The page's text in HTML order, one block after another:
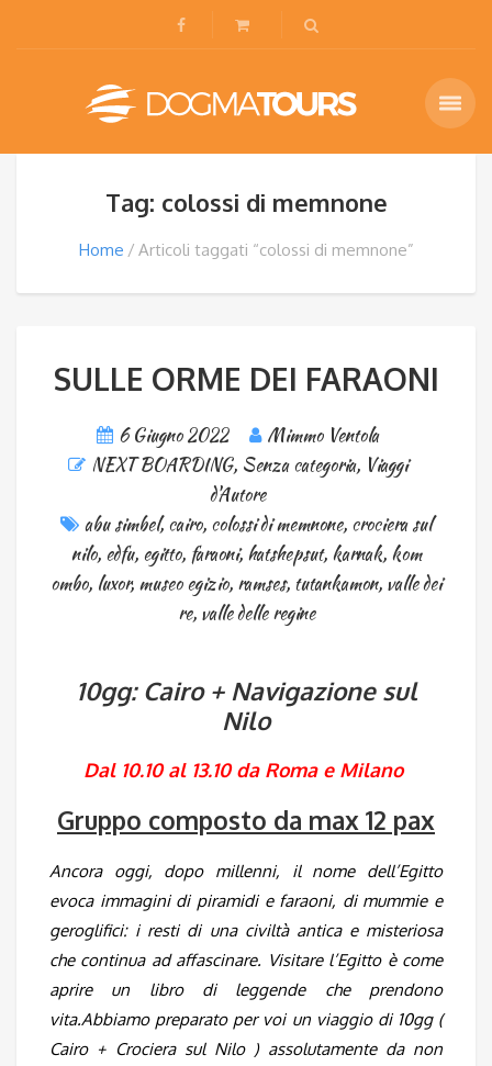
Tag: colossi di memnone
Home Articoli taggati “colossi di memnone”
SULLE ORME DEI FARAONI
6 Giugno 2022
Mimmo Ventola
NEXT BOARDING, Senza categoria, Viaggi
d'Autore
abu simbel,cairo, colossi di memnone, crociera sul
nilo, edfu, egitto, faraoni, hatshepsut, karnak, kom
ombo, luxor, museo egizio, ramses, tutankamon, valle dei
re, valle delle regine
10gg: Cairo + Navigazione sul
Nilo
Dal 10.10 al 13.10 da Roma e Milano
Gruppo composto da max 12 pax
Ancora oggi, dopo millenni, il nome dell’Egitto
evoca immagini di piramidi e faraoni, di mummie e
geroglifici: i resti di una civiltà antica e misteriosa
che continua ad affascinare. Visitare l’Egitto è come
aprire un libro di leggende che prendono
vita.Abbiamo preparato per voi un viaggio di 10gg (
Cairo + Crociera sul Nilo ) assolutamente da non